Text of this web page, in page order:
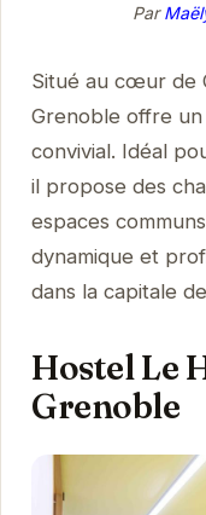
Par
Situé au cœur de
Grenoble offre
convivial. Idéal
il propose des
espaces
dynamique et
dans la capitale
Hostel Le
Grenoble